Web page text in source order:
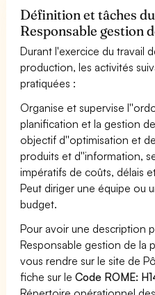
Définition et tâches
Responsable gestion
Durant l'exercice du travail
production, les activités
pratiquées :
Organise et supervise
planification et la gestion
objectif d''optimisation et
produits et d''information,
impératifs de coûts, délais
Peut diriger une équipe ou
budget.
Pour avoir une description
Responsable gestion de la
vous rendre sur le site de
fiche sur leCode ROME: